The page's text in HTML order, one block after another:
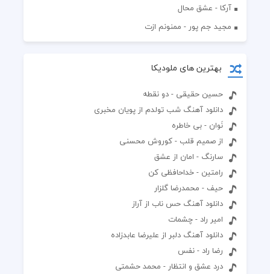
آرکا - عشق محال
مجید جم پور - ممنونم ازت
بهترین های ملودیکا
حسین حقیقی - دو نقطه
دانلود آهنگ شب تولدم از پویان مخبری
نَوان - بی خاطره
از صمیم قلب - کوروش محسنی
سارنگ - امان از عشق
رامتین - خداحافظی کن
حیف - محمدرضا گلزار
دانلود آهنگ حس ناب از آراز
امیر راد - چشمات
دانلود آهنگ دلبر از علیرضا عابدزاده
رضا راد - نفس
درد عشق و انتظار - محمد حشمتی